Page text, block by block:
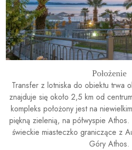
Położenie
Transfer z lotniska do obiektu trwa
znajduje się około 2,5 km od
kompleks położony jest na
piękną zielenią, na półwyspie
świeckie miasteczko graniczące z
Góry Athos.